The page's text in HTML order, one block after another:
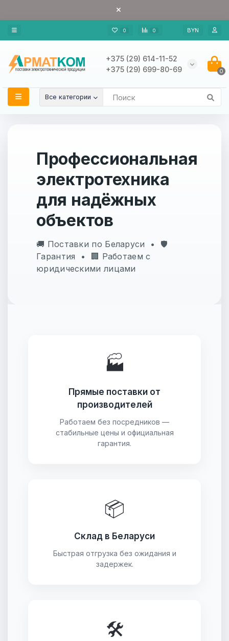
0 0 BYN
+375 (29) 614-11-52
+375 (29) 699-80-69
0
Все категории
Профессиональная
электротехника
для надёжных
объектов
🚚 Поставки по Беларуси • 🛡
Гарантия • 🏢 Работаем с
юридическими лицами
🏭
Прямые поставки от
производителей
Работаем без посредников —
стабильные цены и официальная
гарантия.
📦
Склад в Беларуси
Быстрая отгрузка без ожидания и
задержек.
🛠